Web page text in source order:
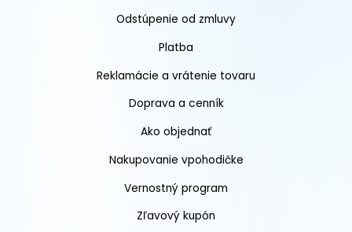
Odstúpenie od zmluvy
Platba
Reklamácie a vrátenie tovaru
Doprava a cenník
Ako objednať
Nakupovanie vpohodičke
Vernostný program
Zľavový kupón